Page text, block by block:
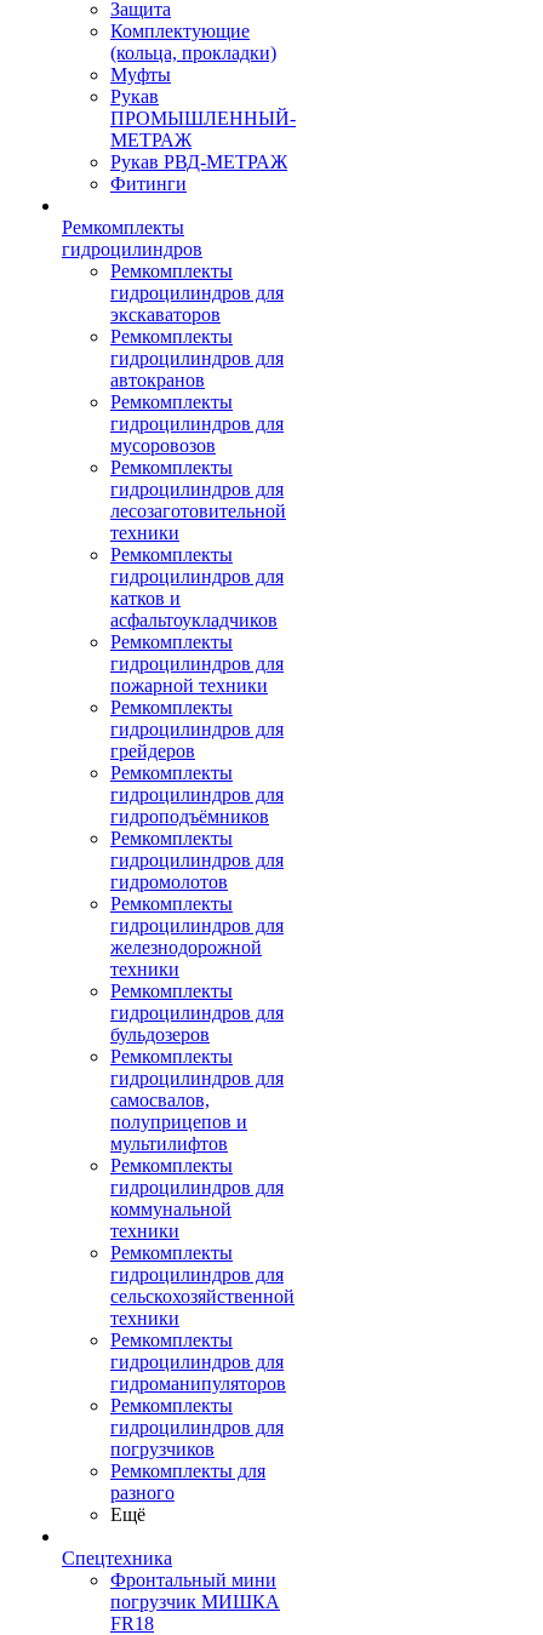
Защита
Комплектующие
(кольца, прокладки)
Муфты
Рукав
ПРОМЫШЛЕННЫЙ-
МЕТРАЖ
Рукав РВД-МЕТРАЖ
Фитинги
Ремкомплекты
гидроцилиндров
Ремкомплекты
гидроцилиндров для
экскаваторов
Ремкомплекты
гидроцилиндров для
автокранов
Ремкомплекты
гидроцилиндров для
мусоровозов
Ремкомплекты
гидроцилиндров для
лесозаготовительной
техники
Ремкомплекты
гидроцилиндров для
катков и
асфальтоукладчиков
Ремкомплекты
гидроцилиндров для
пожарной техники
Ремкомплекты
гидроцилиндров для
грейдеров
Ремкомплекты
гидроцилиндров для
гидроподъёмников
Ремкомплекты
гидроцилиндров для
гидромолотов
Ремкомплекты
гидроцилиндров для
железнодорожной
техники
Ремкомплекты
гидроцилиндров для
бульдозеров
Ремкомплекты
гидроцилиндров для
самосвалов,
полуприцепов и
мультилифтов
Ремкомплекты
гидроцилиндров для
коммунальной
техники
Ремкомплекты
гидроцилиндров для
сельскохозяйственной
техники
Ремкомплекты
гидроцилиндров для
гидроманипуляторов
Ремкомплекты
гидроцилиндров для
погрузчиков
Ремкомплекты для
разного
Ещё
Спецтехника
Фронтальный мини
погрузчик МИШКА
FR18